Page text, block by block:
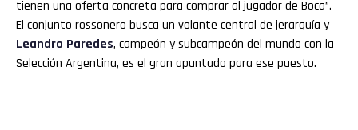
tienen una oferta concreta para comprar al jugador de Boca”.
El conjunto rossonero busca un volante central de jerarquía y
Leandro Paredes, campeón y subcampeón del mundo con la
Selección Argentina, es el gran apuntado para ese puesto.